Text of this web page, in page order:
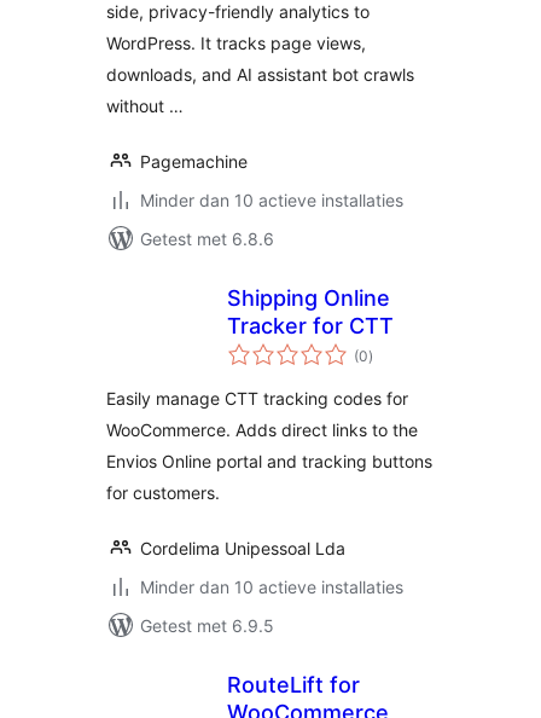
side, privacy-friendly analytics to
WordPress. It tracks page views,
downloads, and AI assistant bot crawls
without …
Pagemachine
Minder dan 10 actieve installaties
Getest met 6.8.6
Shipping Online
Tracker for CTT
(0totaal
waarderingen
)
Easily manage CTT tracking codes for
WooCommerce. Adds direct links to the
Envios Online portal and tracking buttons
for customers.
Cordelima Unipessoal Lda
Minder dan 10 actieve installaties
Getest met 6.9.5
RouteLift for
WooCommerce